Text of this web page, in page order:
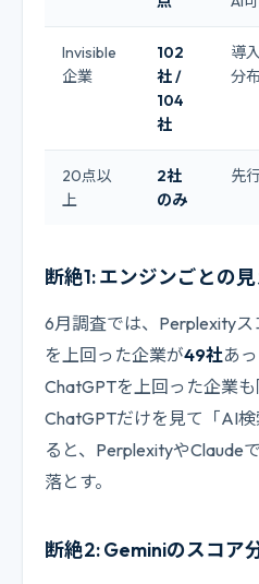
Invisible
企業
102
社 /
104
社
導
分
20点以
上
2社
のみ
先
断絶1: エンジンごとの
6月調査では、Perplexity
を上回った企業が49社あ
ChatGPTを上回った企業も
ChatGPTだけを見て「AI
ると、PerplexityやClaude
落とす。
断絶2: Geminiのスコア